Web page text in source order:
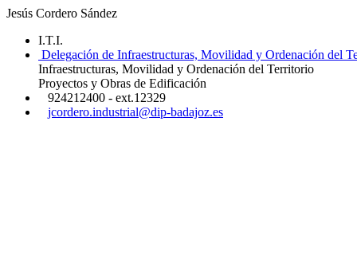
Jesús Cordero Sández
I.T.I.
Delegación de Infraestructuras, Movilidad y Ordenación del
Infraestructuras, Movilidad y Ordenación del Territorio
Proyectos y Obras de Edificación
924212400 - ext.12329
jcordero.industrial@dip-badajoz.es